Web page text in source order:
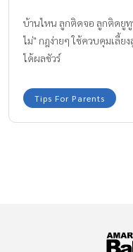
บ้านไหน ลูกติดจอ ลูกติดยู
ไม่" กฎง่ายๆ ใช้ควบคุมเลี้
ได้ผลชัวร์
Tips For Parents